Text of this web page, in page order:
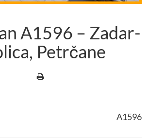
A1596 – Zadar-
Petrčane
A1596